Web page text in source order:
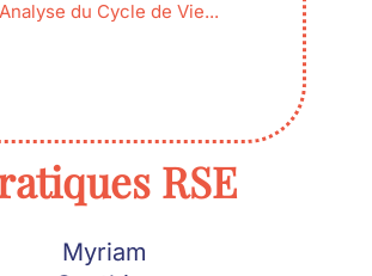
du Cycle de Vie...
RSE
Myriam